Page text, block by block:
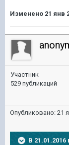
Изменено 21 янв
Участник
529 публикаций
Опубликовано: 21
В 21.01.2016